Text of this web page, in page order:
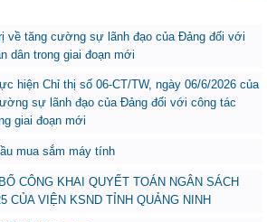
về tăng cường sự lãnh đạo của Đảng đối với
dân trong giai đoạn mới
hiện Chỉ thị số 06-CT/TW, ngày 06/6/2026 của
sự lãnh đạo của Đảng đối với công tác
giai đoạn mới
mua sắm máy tính
CÔNG KHAI QUYẾT TOÁN NGÂN SÁCH
CỦA VIỆN KSND TỈNH QUẢNG NINH